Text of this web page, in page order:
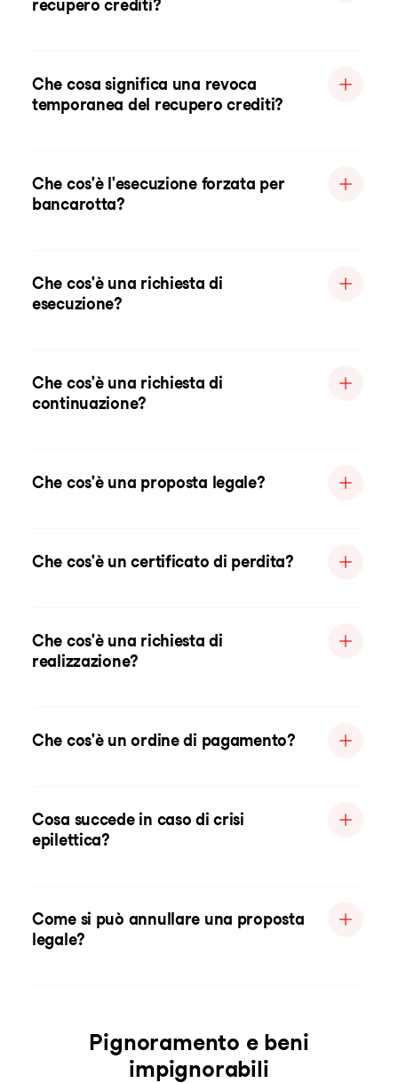
recupero crediti?
Che cosa significa una revoca
temporanea del recupero crediti?
Che cos'è l'esecuzione forzata per
bancarotta?
Che cos'è una richiesta di
esecuzione?
Che cos'è una richiesta di
continuazione?
Che cos'è una proposta legale?
Che cos'è un certificato di perdita?
Che cos'è una richiesta di
realizzazione?
Che cos'è un ordine di pagamento?
Cosa succede in caso di crisi
epilettica?
Come si può annullare una proposta
legale?
Pignoramento e beni
impignorabili